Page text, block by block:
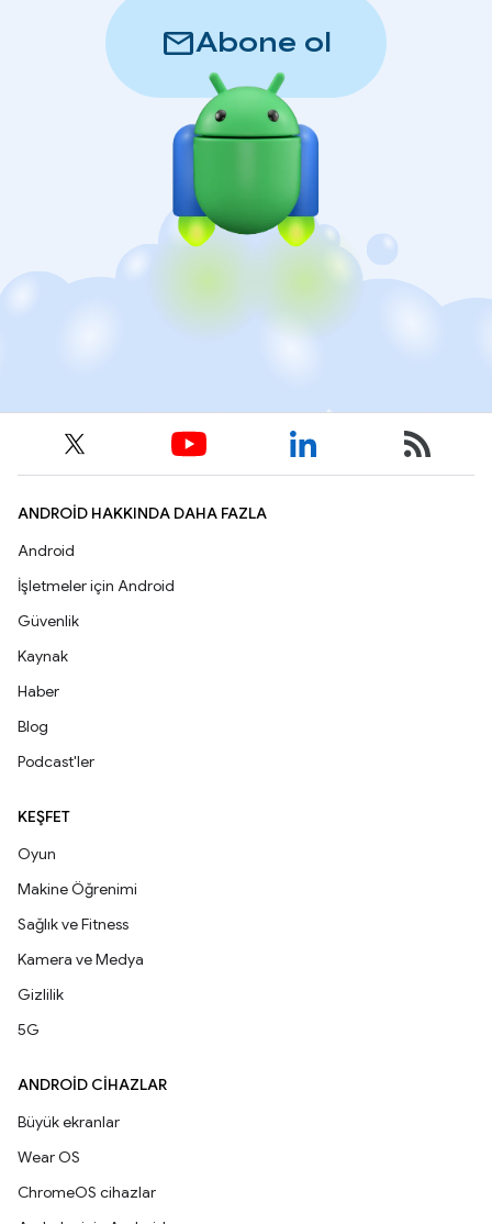
mailAbone ol
ANDROID HAKKINDA DAHA FAZLA
Android
İşletmeler için Android
Güvenlik
Kaynak
Haber
Blog
Podcast'ler
KEŞFET
Oyun
Makine Öğrenimi
Sağlık ve Fitness
Kamera ve Medya
Gizlilik
5G
ANDROID CIHAZLAR
Büyük ekranlar
Wear OS
ChromeOS cihazlar